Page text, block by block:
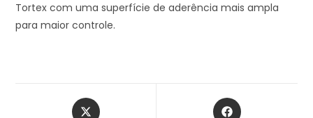
Tortex com uma superfície de aderência mais ampla
para maior controle.